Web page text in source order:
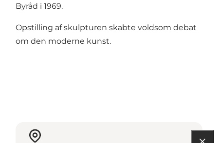
Byråd i 1969.
Opstilling af skulpturen skabte voldsom debat
om den moderne kunst.